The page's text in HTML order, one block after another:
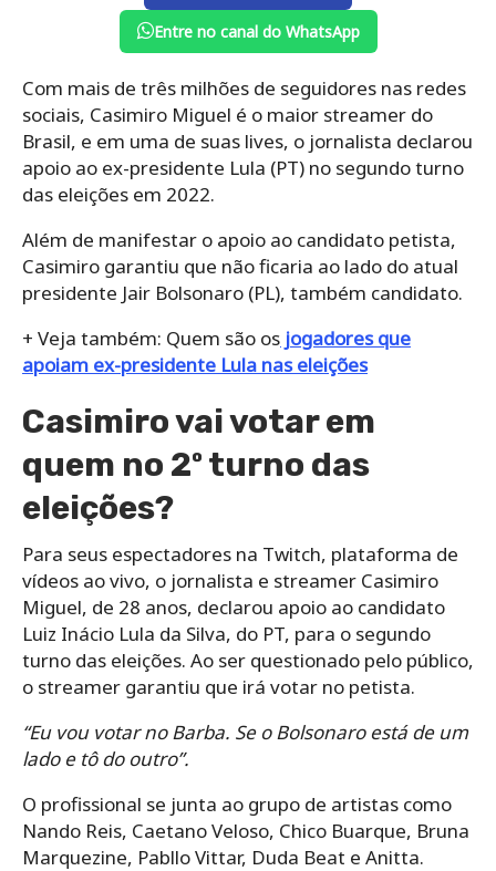
Entre no canal do WhatsApp
Com mais de três milhões de seguidores nas redes
sociais, Casimiro Miguel é o maior streamer do
Brasil, e em uma de suas lives, o jornalista declarou
apoio ao ex-presidente Lula (PT) no segundo turno
das eleições em 2022.
Além de manifestar o apoio ao candidato petista,
Casimiro garantiu que não ficaria ao lado do atual
presidente Jair Bolsonaro (PL), também candidato.
+ Veja também: Quem são os jogadores que
apoiam ex-presidente Lula nas eleições
Casimiro vai votar em
quem no 2º turno das
eleições?
Para seus espectadores na Twitch, plataforma de
vídeos ao vivo, o jornalista e streamer Casimiro
Miguel, de 28 anos, declarou apoio ao candidato
Luiz Inácio Lula da Silva, do PT, para o segundo
turno das eleições. Ao ser questionado pelo público,
o streamer garantiu que irá votar no petista.
“Eu vou votar no Barba. Se o Bolsonaro está de um
lado e tô do outro”.
O profissional se junta ao grupo de artistas como
Nando Reis, Caetano Veloso, Chico Buarque, Bruna
Marquezine, Pabllo Vittar, Duda Beat e Anitta.